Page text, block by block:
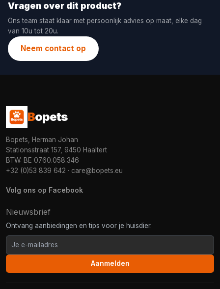
Vragen over dit product?
Ons team staat klaar met persoonlijk advies op maat, elke dag
van 10u tot 20u.
Neem contact op
Bopets
Bopets, Herman Johan
Stationsstraat 157, 9450 Haaltert
BTW: BE 0760.058.346
+32 (0)53 839 642 · care@bopets.eu
Volg ons op Facebook
Nieuwsbrief
Ontvang aanbiedingen en tips voor je huisdier.
Aanmelden